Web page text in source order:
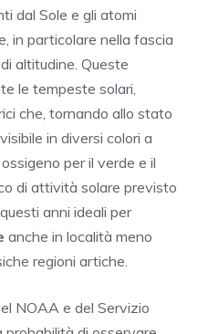
dal Sole e gli atomi
in particolare nella fascia
altitudine. Queste
le tempeste solari,
che, tornando allo stato
in diversi colori a
per il verde e il
di attività solare previsto
anni ideali per
anche in località meno
regioni artiche.
NOAA e del Servizio